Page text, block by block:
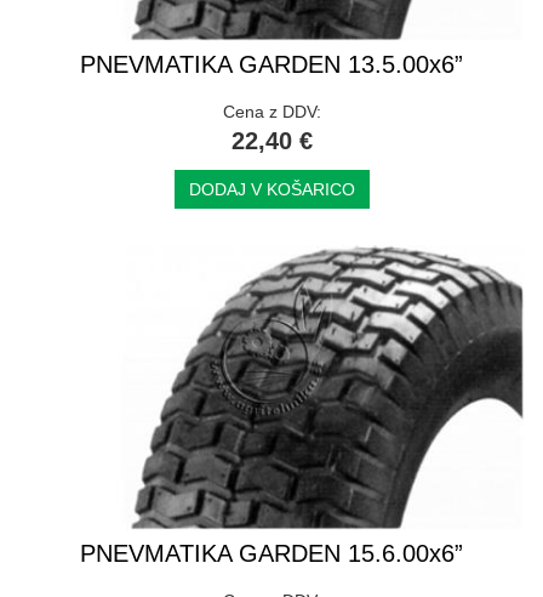
PNEVMATIKA GARDEN 13.5.00x6”
Cena z DDV:
22,40 €
DODAJ V KOŠARICO
PNEVMATIKA GARDEN 15.6.00x6”